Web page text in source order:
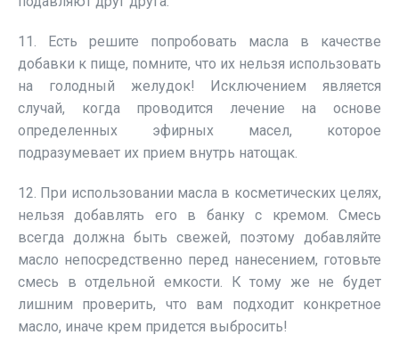
11. Есть решите попробовать масла в качестве
добавки к пище, помните, что их нельзя использовать
на голодный желудок! Исключением является
случай, когда проводится лечение на основе
определенных эфирных масел, которое
подразумевает их прием внутрь натощак.
12. При использовании масла в косметических целях,
нельзя добавлять его в банку с кремом. Смесь
всегда должна быть свежей, поэтому добавляйте
масло непосредственно перед нанесением, готовьте
смесь в отдельной емкости. К тому же не будет
лишним проверить, что вам подходит конкретное
масло, иначе крем придется выбросить!